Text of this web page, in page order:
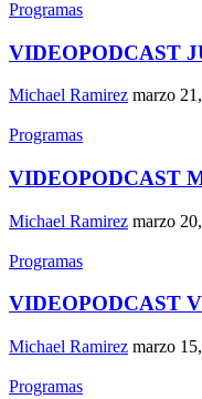
Programas
VIDEOPODCAST
Michael Ramirez marzo
Programas
VIDEOPODCAST
Michael Ramirez marzo
Programas
VIDEOPODCAST
Michael Ramirez marzo
Programas